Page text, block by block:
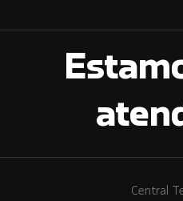
Central